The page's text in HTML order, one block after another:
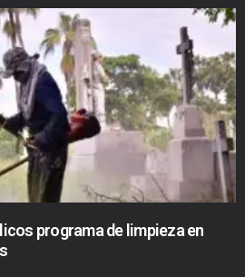
programa de limpieza en